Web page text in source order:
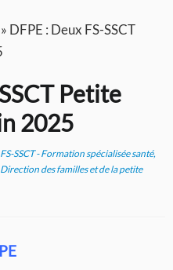
» DFPE : Deux FS-SSCT
Petite
2025
SSCT - Formation spécialisée santé,
des familles et de la petite